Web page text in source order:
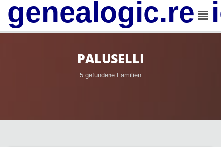
PALUSELLI
5 gefundene Familien